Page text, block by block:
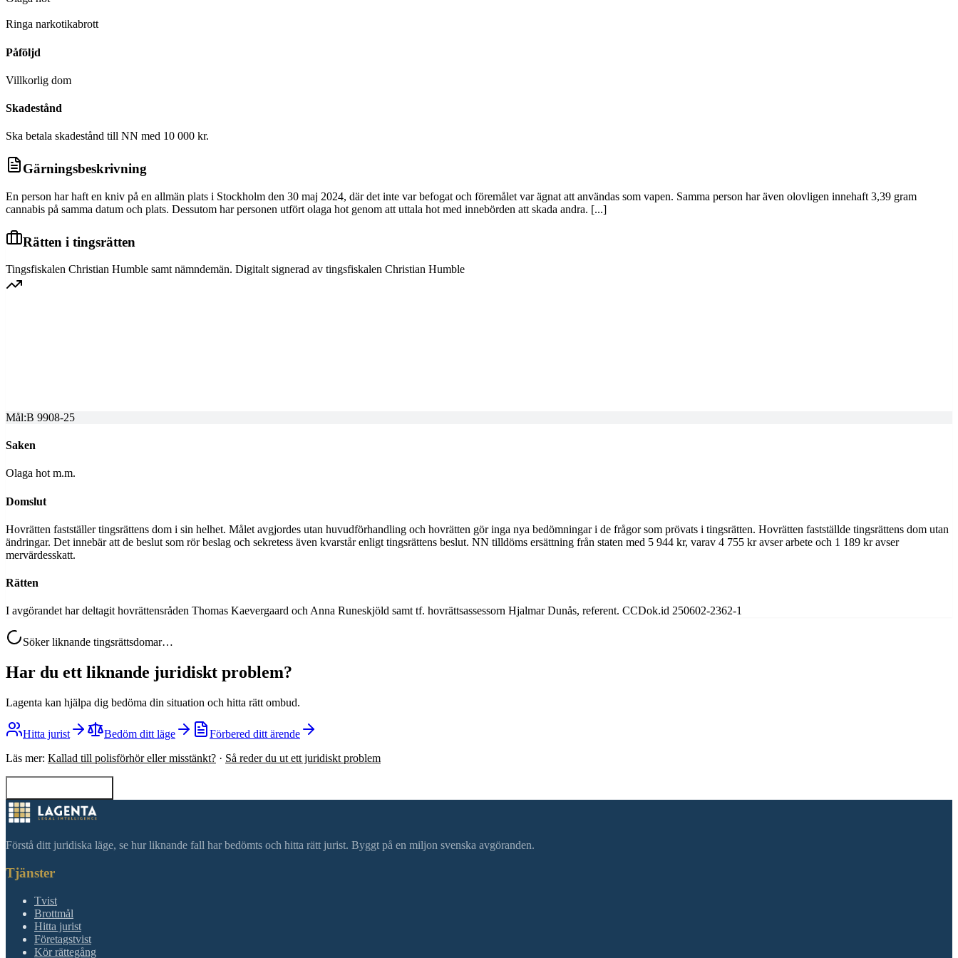
Ringa narkotikabrott
Påföljd
Villkorlig dom
Skadestånd
Ska betala skadestånd till NN med 10 000 kr.
Gärningsbeskrivning
En person har haft en kniv på en allmän plats i Stockholm den 30 maj 2024, där det inte var befogat och föremålet var ägnat att användas som vapen. Samma person har även olovligen innehaft 3,39 gram
cannabis på samma datum och plats. Dessutom har personen utfört olaga hot genom att uttala hot med innebörden att skada andra. [...]
Rätten i tingsrätten
Tingsfiskalen Christian Humble samt nämndemän. Digitalt signerad av tingsfiskalen Christian Humble
Mål:B 9908-25
Saken
Olaga hot m.m.
Domslut
Hovrätten fastställer tingsrättens dom i sin helhet. Målet avgjordes utan huvudförhandling och hovrätten gör inga nya bedömningar i de frågor som prövats i tingsrätten. Hovrätten fastställde tingsrättens dom utan
ändringar. Det innebär att de beslut som rör beslag och sekretess även kvarstår enligt tingsrättens beslut. NN tilldöms ersättning från staten med 5 944 kr, varav 4 755 kr avser arbete och 1 189 kr avser
mervärdesskatt.
Rätten
I avgörandet har deltagit hovrättensråden Thomas Kaevergaard och Anna Runeskjöld samt tf. hovrättsassessorn Hjalmar Dunås, referent. CCDok.id 250602-2362-1
Söker liknande tingsrättsdomar…
Har du ett liknande juridiskt problem?
Lagenta kan hjälpa dig bedöma din situation och hitta rätt ombud.
Hitta jurist Bedöm ditt läge
Förbered ditt ärende
Läs mer: Kallad till polisförhör eller misstänkt? · Så reder du ut ett juridiskt problem
Förstå ditt juridiska läge, se hur liknande fall har bedömts och hitta rätt jurist. Byggt på en miljon svenska avgöranden.
Tjänster
Tvist
Brottmål
Hitta jurist
Företagstvist
Kör rättegång